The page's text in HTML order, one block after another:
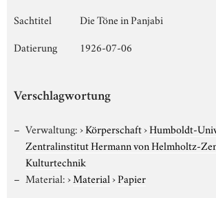
Sachtitel
Die Töne in Panjabi
Datierung
1926-07-06
Verschlagwortung
Verwaltung:›Körperschaft›Humboldt-
Zentralinstitut Hermann von Helmholtz-
Kulturtechnik
Material:›Material›Papier